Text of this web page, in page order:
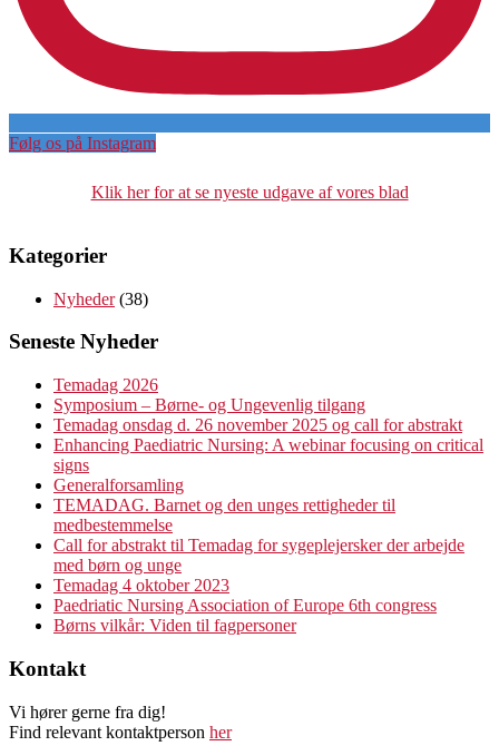
Følg os på Instagram
Klik her for at se nyeste udgave af vores blad
Kategorier
Nyheder(38)
Seneste Nyheder
Temadag 2026
Symposium – Børne- og Ungevenlig tilgang
Temadag onsdag d. 26 november 2025 og call for abstrakt
Enhancing Paediatric Nursing: A webinar focusing on critical
signs
Generalforsamling
TEMADAG. Barnet og den unges rettigheder til
medbestemmelse
Call for abstrakt til Temadag for sygeplejersker der arbejde
med børn og unge
Temadag 4 oktober 2023
Paedriatic Nursing Association of Europe 6th congress
Børns vilkår: Viden til fagpersoner
Kontakt
Vi hører gerne fra dig!
Find relevant kontaktperson her